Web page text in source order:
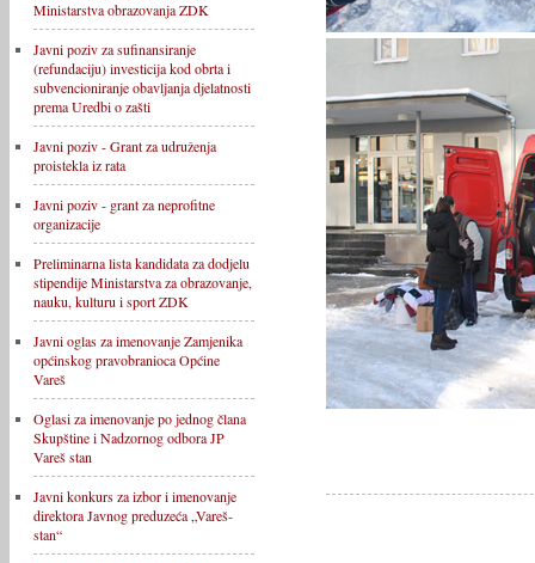
Ministarstva obrazovanja ZDK
Javni poziv za sufinansiranje
(refundaciju) investicija kod obrta i
subvencioniranje obavljanja djelatnosti
prema Uredbi o zašti
Javni poziv - Grant za udruženja
proistekla iz rata
Javni poziv - grant za neprofitne
organizacije
Preliminarna lista kandidata za dodjelu
stipendije Ministarstva za obrazovanje,
nauku, kulturu i sport ZDK
Javni oglas za imenovanje Zamjenika
općinskog pravobranioca Općine
Vareš
Oglasi za imenovanje po jednog člana
Skupštine i Nadzornog odbora JP
Vareš stan
Javni konkurs za izbor i imenovanje
direktora Javnog preduzeća „Vareš-
stan“